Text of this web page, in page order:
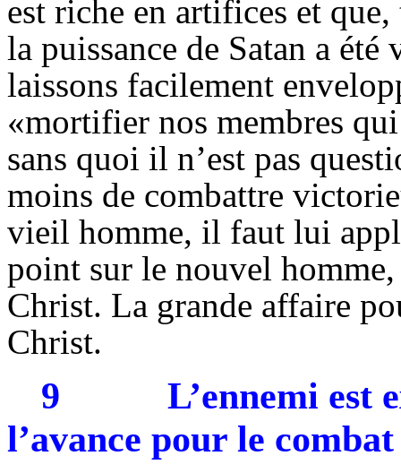
est riche en artifices et
la puissance de Satan a
laissons facilement
«mortifier nos membres
sans quoi il n’est pas
moins de combattre
vieil homme, il faut lui
point sur le nouvel
Christ. La grande affaire
Christ.
9
L’ennemi est
l’avance pour le combat